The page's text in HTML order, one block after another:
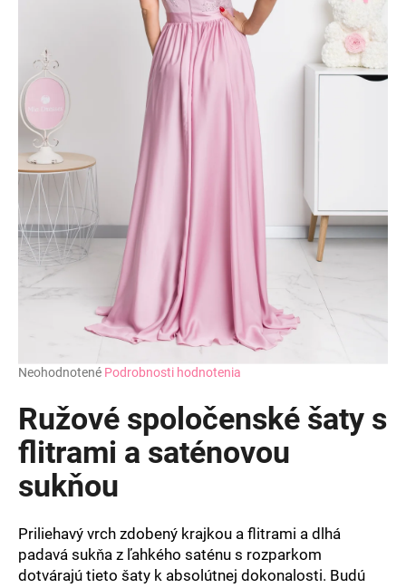
Priemerné
produktu
je
0,0
hviezdičiek.
Neohodnotené Podrobnosti hodnotenia
Ružové spoločenské šaty s
flitrami a saténovou
sukňou
Priliehavý vrch zdobený krajkou a flitrami a dlhá
padavá sukňa z ľahkého saténu s rozparkom
dotvárajú tieto šaty k absolútnej dokonalosti. Budú